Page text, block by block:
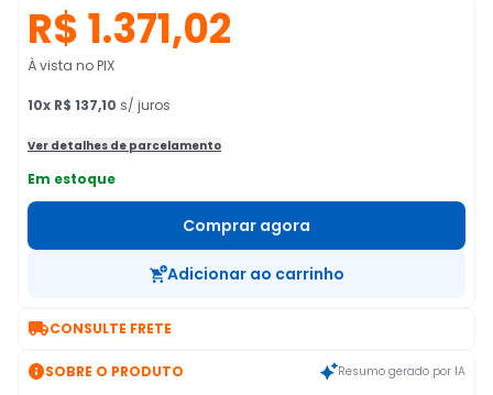
R$ 1.371,02
À vista no PIX
10x R$ 137,10 s/ juros
Ver detalhes de parcelamento
Em estoque
Comprar agora
Adicionar ao carrinho
CONSULTE FRETE
SOBRE O PRODUTO Resumo gerado por IA